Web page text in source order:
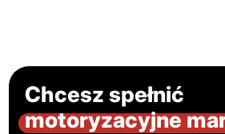
Chcesz spełnić
motoryzacyjne